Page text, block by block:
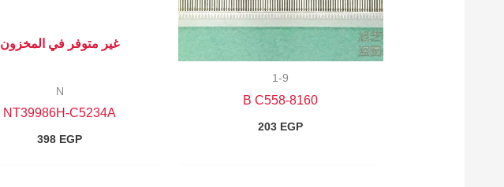
1-9
8160-B C558
203 EGP
غير متوفر في المخزون
N
NT39986H-C5234A
398 EGP